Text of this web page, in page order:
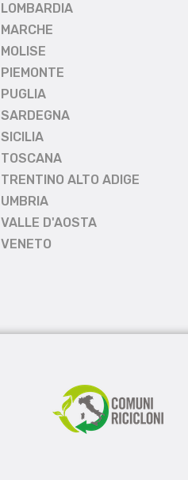
LOMBARDIA
MARCHE
MOLISE
PIEMONTE
PUGLIA
SARDEGNA
SICILIA
TOSCANA
TRENTINO ALTO ADIGE
UMBRIA
VALLE D'AOSTA
VENETO